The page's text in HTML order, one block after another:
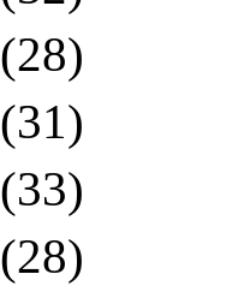
(28)
(31)
(33)
(28)